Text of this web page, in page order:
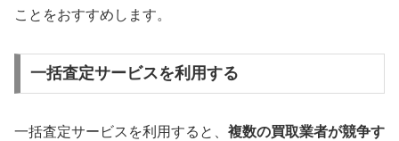
ことをおすすめします。
一括査定サービスを利用する
一括査定サービスを利用すると、 複数の買取業者が競争す